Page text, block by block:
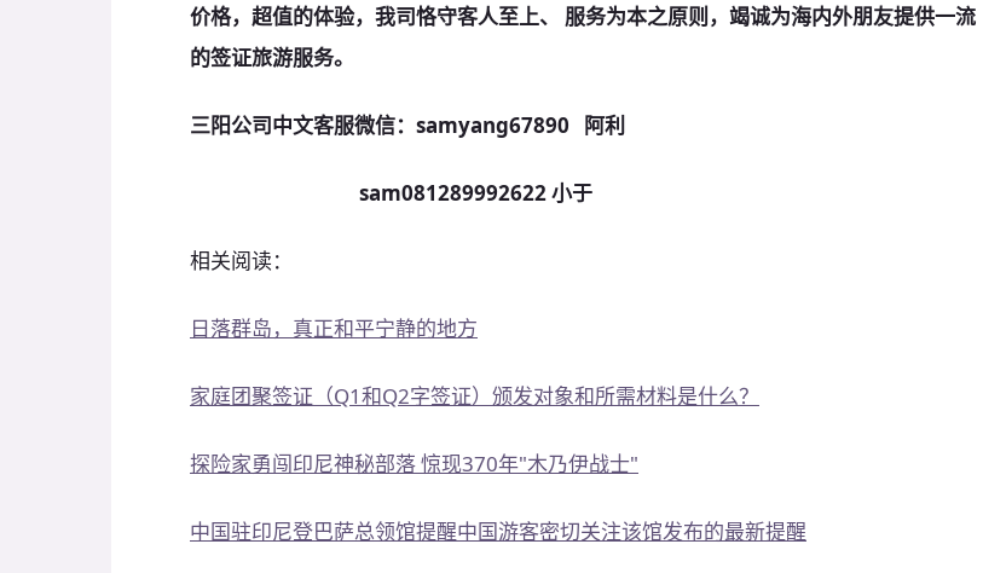
价格，超值的体验，我司恪守客人至上、 服务为本之原则，竭诚为海内外朋友提供一流
的签证旅游服务。
三阳公司中文客服微信：samyang67890 阿利
sam081289992622 小于
相关阅读：
日落群岛，真正和平宁静的地方
家庭团聚签证（Q1和Q2字签证）颁发对象和所需材料是什么？
探险家勇闯印尼神秘部落 惊现370年"木乃伊战士"
中国驻印尼登巴萨总领馆提醒中国游客密切关注该馆发布的最新提醒